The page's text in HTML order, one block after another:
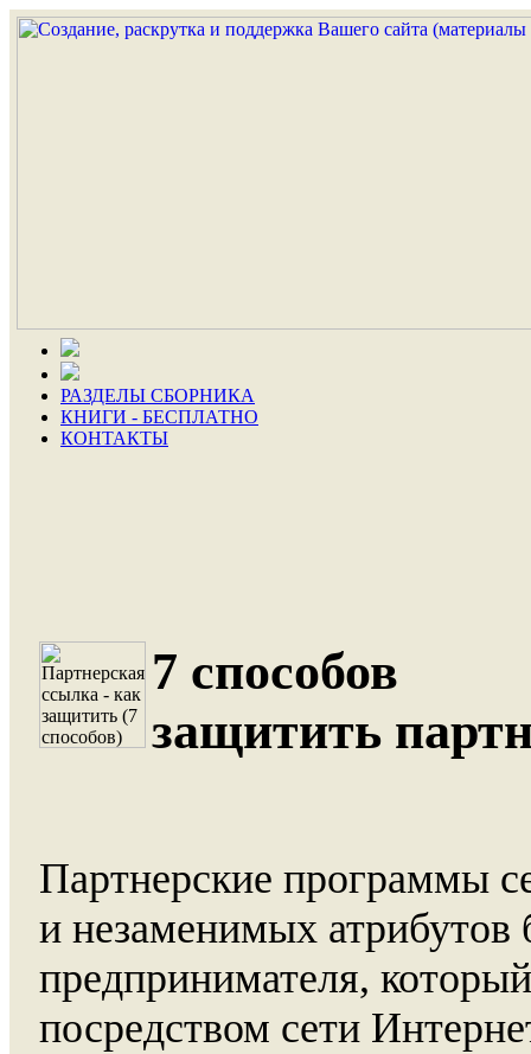
РАЗДЕЛЫ СБОРНИКА
КНИГИ - БЕСПЛАТНО
КОНТАКТЫ
7 способов
защитить
Партнерские программы
и незаменимых атрибутов
предпринимателя,
посредством сети